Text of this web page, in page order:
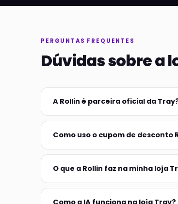
PERGUNTAS FREQUENTES
Dúvidas sobre a
A Rollin é parceira oficial da
Como uso o cupom de desconto
O que a Rollin faz na minha loja